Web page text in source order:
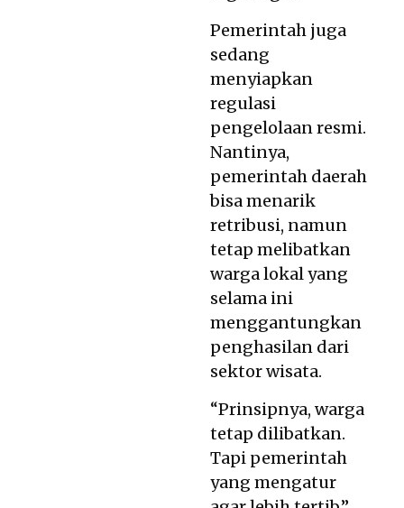
Pemerintah juga
sedang
menyiapkan
regulasi
pengelolaan resmi.
Nantinya,
pemerintah daerah
bisa menarik
retribusi, namun
tetap melibatkan
warga lokal yang
selama ini
menggantungkan
penghasilan dari
sektor wisata.
“Prinsipnya, warga
tetap dilibatkan.
Tapi pemerintah
yang mengatur